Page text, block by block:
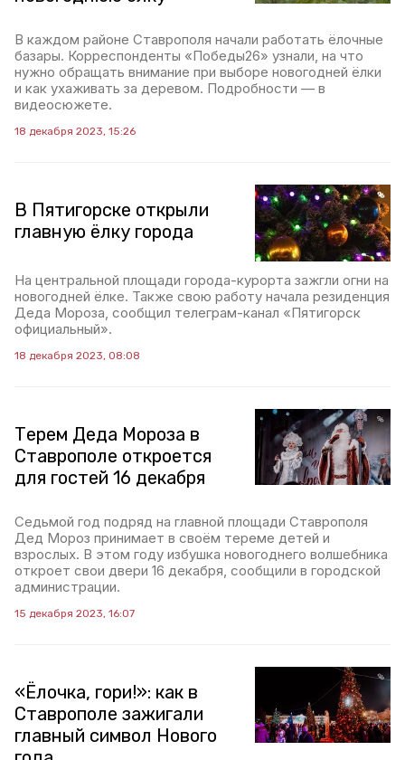
В каждом районе Ставрополя начали работать ёлочные
базары. Корреспонденты «Победы26» узнали, на что
нужно обращать внимание при выборе новогодней ёлки
и как ухаживать за деревом. Подробности — в
видеосюжете.
18 декабря 2023, 15:26
В Пятигорске открыли
главную ёлку города
На центральной площади города-курорта зажгли огни на
новогодней ёлке. Также свою работу начала резиденция
Деда Мороза, сообщил телеграм-канал «Пятигорск
официальный».
18 декабря 2023, 08:08
‍Терем Деда Мороза в
Ставрополе откроется
для гостей 16 декабря
Седьмой год подряд на главной площади Ставрополя
Дед Мороз принимает в своём тереме детей и
взрослых. В этом году избушка новогоднего волшебника
откроет свои двери 16 декабря, сообщили в городской
администрации.
15 декабря 2023, 16:07
«Ёлочка, гори!»: как в
Ставрополе зажигали
главный символ Нового